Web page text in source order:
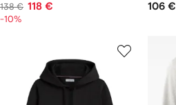
138 € 118 €
-10%
106 €